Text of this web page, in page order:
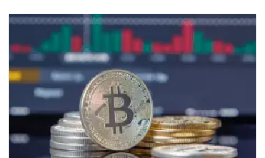
mẽ cho cả hai đồng tiền số, với mức tăng hơn...